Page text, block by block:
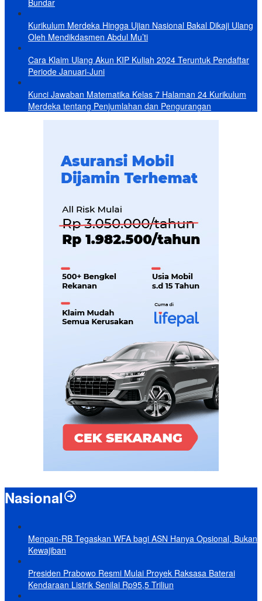
Bundar
Kurikulum Merdeka Hingga Ujian Nasional Bakal Dikaji Ulang
Oleh Mendikdasmen Abdul Mu’ti
Cara Klaim Ulang Akun KIP Kuliah 2024 Teruntuk Pendaftar
Periode Januari-Juni
Kunci Jawaban Matematika Kelas 7 Halaman 24 Kurikulum
Merdeka tentang Penjumlahan dan Pengurangan
Nasional
Menpan-RB Tegaskan WFA bagi ASN Hanya Opsional, Bukan
Kewajiban
Presiden Prabowo Resmi Mulai Proyek Raksasa Baterai
Kendaraan Listrik Senilai Rp95,5 Triliun